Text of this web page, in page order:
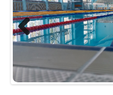
Previous